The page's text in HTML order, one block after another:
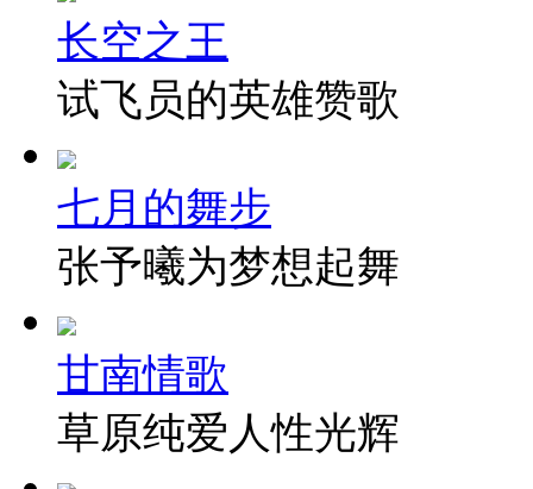
长空之王
试飞员的英雄赞歌
七月的舞步
张予曦为梦想起舞
甘南情歌
草原纯爱人性光辉